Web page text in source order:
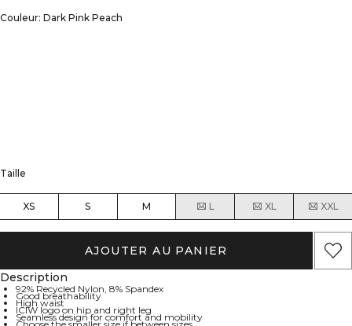
Couleur: Dark Pink Peach
Taille
XS S M L XL XXL
AJOUTER AU PANIER
Description
92% Recycled Nylon, 8% Spandex
Good breathability
High waist
ICIW logo on hip and right leg
Seamless design for comfort and mobility